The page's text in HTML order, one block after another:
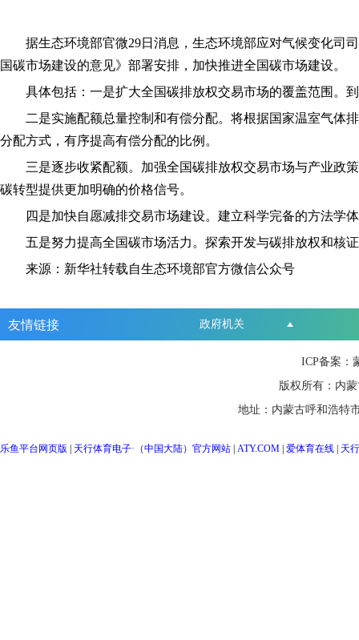
据生态环境部官微29日消息，生态环境部应对气候变化司司
国碳市场建设的意见》部署安排，加快推进全国碳市场建设。
具体包括：一是扩大全国碳排放权交易市场的覆盖范围。到
二是实施配额总量控制和有偿分配。将根据国家温室气体排
分配方式，有序提高有偿分配的比例。
三是逐步收紧配额。加强全国碳排放权交易市场与产业政策
碳转型提供更加明确的价格信号。
四是加快自愿减排交易市场建设。建立科学完备的方法学体
五是努力提高全国碳市场活力。探索开发与碳排放权和核证
来源：新华社转载自生态环境部官方微信公众号
友情链接 政府机关
ICP备案：
版权所有：内
地址：内蒙古呼和浩特
乐鱼平台网页版 天行体育电子·（中国大陆）官方网站 ATY.COM 爱体育在线 天